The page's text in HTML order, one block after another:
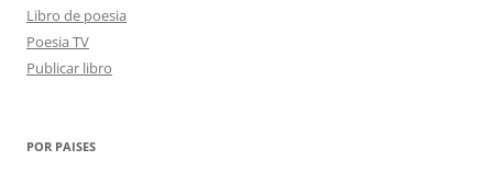
Libro de poesia
Poesia TV
Publicar libro
POR PAISES